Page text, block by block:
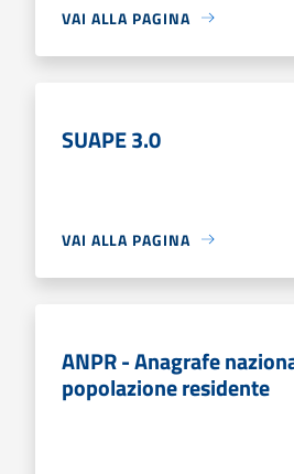
VAI ALLA PAGINA
SUAPE 3.0
VAI ALLA PAGINA
ANPR - Anagrafe
popolazione residente